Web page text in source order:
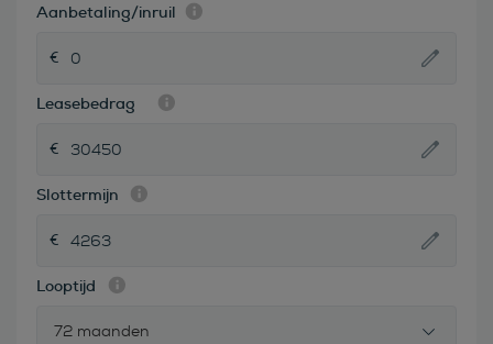
Aanbetaling/inruil
Leasebedrag
Slottermijn
Looptijd
72 maanden